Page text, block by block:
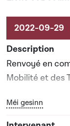
Renvoyé en
Mobilité et des
Date
04-2023
Bouton
Méi gesinn